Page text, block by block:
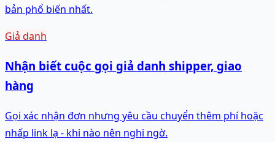
bản phổ biến nhất.
Giả danh
Nhận biết cuộc gọi giả danh shipper, giao
hàng
Gọi xác nhận đơn nhưng yêu cầu chuyển thêm phí hoặc
nhấp link lạ - khi nào nên nghi ngờ.